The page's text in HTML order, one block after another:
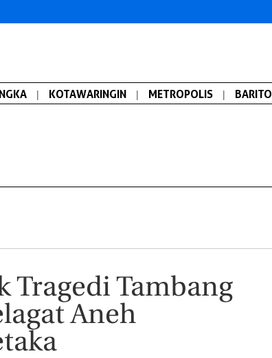
| KOTAWARINGIN | METROPOLIS | BARITO
Tragedi Tambang
Aneh